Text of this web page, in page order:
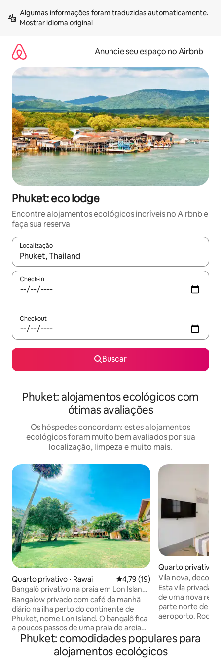
para
Mostrar idioma original
Anuncie seu espaço no Airbnb
Phuket: eco lodge
Encontre alojamentos ecológicos incríveis no Airbnb e
faça sua reserva
Localização
Quando os resultados estiverem disponíveis, explore-os
Check-in
Checkout
Buscar
Phuket: alojamentos ecológicos com
ótimas avaliações
Os hóspedes concordam: estes alojamentos
ecológicos foram muito bem avaliados por sua
localização, limpeza e muito mais.
Quarto privativo ⋅ Rawai 4,79 de uma avaliação média
4,79 (19)
Bangalô privativo na praia em Lon Island
Phuket
Bangalow privado com café da manhã
diário na ilha perto do continente de
Phuket, nome Lon Island. O bangalô fica
a poucos passos de uma praia de areia
branca cristalina e águas muito claras. O
resort tem 3 piscinas, restaurante,
serviço de churrasco, instalações de
Quarto privativo ⋅
atti
Vila nova,
Blue Canyon
Esta vila privada
de uma nova
parte norte de
aeroporto.
tranquilo e
atrações, como o
parque aquático
Phuket: comodidades populares para
alojamentos ecológicos